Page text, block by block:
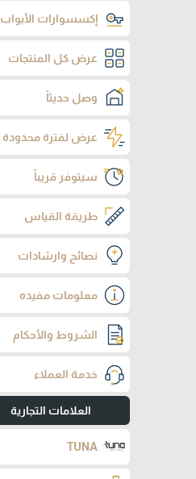
إكسسوارات الأبواب
عرض كل المنتجات
وصل حديثاً
عرض لفترة محدودة
سيتوفر قريباً
طريقة القياس
نصائح وارشادات
معلومات مفيده
الشروط والأحكام
خدمة العملاء
العلامات التجارية
TUNA